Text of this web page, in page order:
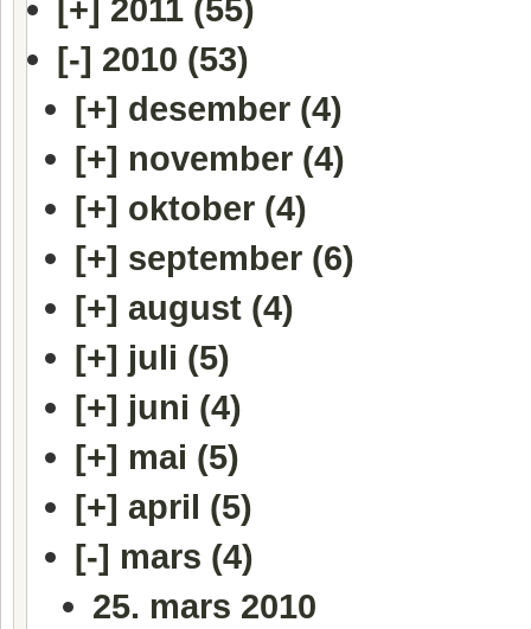
[+] 2011 (55)
[-] 2010 (53)
[+] desember (4)
[+] november (4)
[+] oktober (4)
[+] september (6)
[+] august (4)
[+] juli (5)
[+] juni (4)
[+] mai (5)
[+] april (5)
[-] mars (4)
25. mars 2010